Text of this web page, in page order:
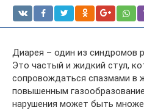
Диарея – один из синдромов
Это частый и жидкий стул,
сопровождаться спазмами в
повышенным
нарушения может быть